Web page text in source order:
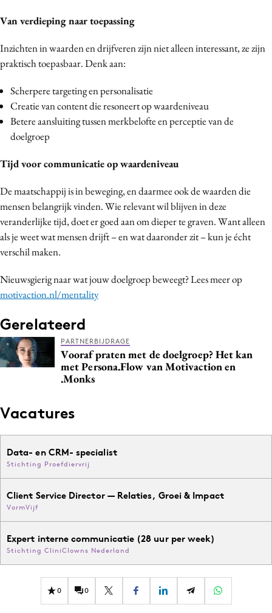
Van verdieping naar toepassing
Inzichten in waarden en drijfveren zijn niet alleen interessant, ze zijn
praktisch toepasbaar. Denk aan:
Scherpere targeting en personalisatie
Creatie van content die resoneert op waardeniveau
Betere aansluiting tussen merkbelofte en perceptie van de
doelgroep
Tijd voor communicatie op waardeniveau
De maatschappij is in beweging, en daarmee ook de waarden die
mensen belangrijk vinden. Wie relevant wil blijven in deze
veranderlijke tijd, doet er goed aan om dieper te graven. Want alleen
als je weet wat mensen drijft – en wat daaronder zit – kun je écht
verschil maken.
Nieuwsgierig naar wat jouw doelgroep beweegt? Lees meer op
motivaction.nl/mentality
Gerelateerd
PARTNERBIJDRAGE
Vooraf praten met de doelgroep? Het kan
met Persona.Flow van Motivaction en
.Monks
Vacatures
Data- en CRM- specialist
Stichting Proefdiervrij
Client Service Director — Relaties, Groei & Impact
VormVijf
Expert interne communicatie (28 uur per week)
Stichting CliniClowns Nederland
0 0